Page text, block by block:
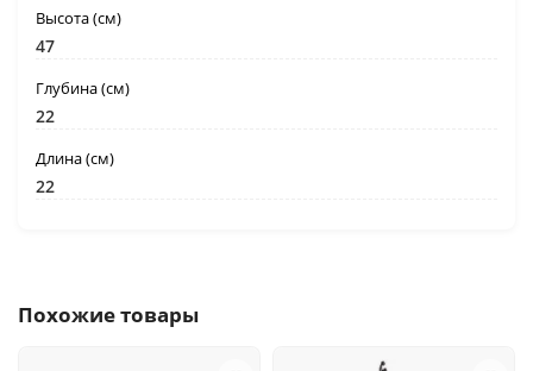
Высота (см)
47
Глубина (см)
22
Длина (см)
22
Похожие товары